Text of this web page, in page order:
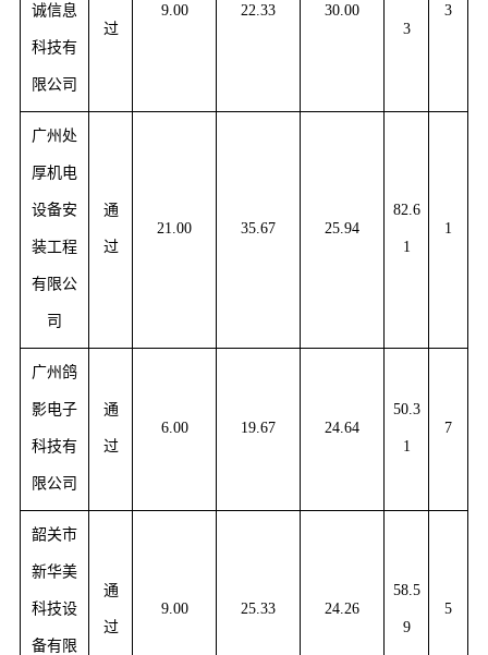
诚信息
科技有
限公司
过
9.00 22.33
30.00
3
3
广州处
厚机电
设备安
装工程
有限公
司
通
过
21.00 35.67 25.94
82.6
1
1
广州鸽
影电子
科技有
限公司
通
过
6.00 19.67 24.64
50.3
1
7
韶关市
新华美
科技设
备有限
通
过
9.00 25.33 24.26
58.5
9
5